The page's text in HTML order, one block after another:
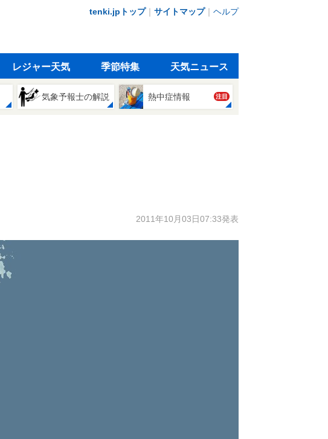
tenki.jpトップ｜ サイトマップ｜ ヘルプ
レジャー天気 季節特集 天気ニュース
気象予報士の解説 熱中症情報 注目
2011年10月03日07:33発表